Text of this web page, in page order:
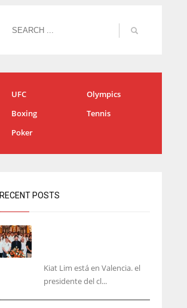
UFC
Olympics
Boxing
Tennis
Poker
RECENT POSTS
Kiat Lim está en Valencia. el
presidente del cl...